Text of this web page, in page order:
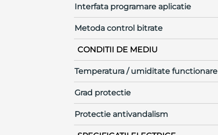
Interfata programare aplicatie
Metoda control bitrate
CONDITII DE MEDIU
Temperatura / umiditate functionare
Grad protectie
Protectie antivandalism